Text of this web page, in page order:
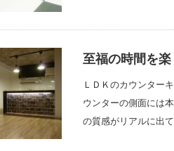
至福の時間を
ＬＤＫのカウンター
ウンターの側面には
の質感がリアルに出